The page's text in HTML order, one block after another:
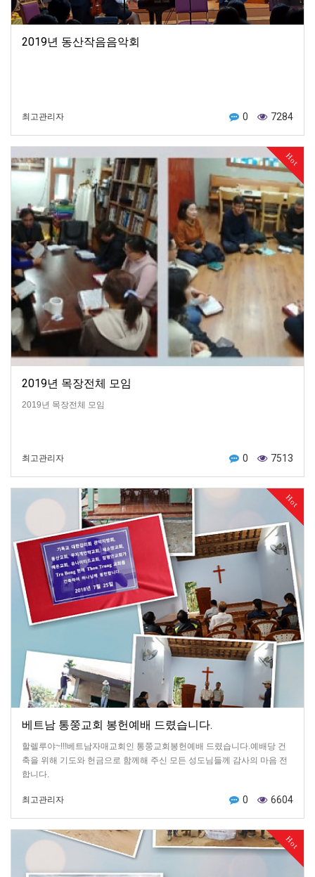
2019년 동산작음음악회
최고관리자 0 7284
Hot
2019년 목장전체 모임
2019년 목장전체 모임
최고관리자 0 7513
Hot
베트남 통쭝교회 봉헌예배 드렸습니다.
할렐루야~!!!베트남자매교회인 통쭝교회봉헌예배 드렸습니다.예배당 건
축을 위해 기도와 헌금으로 함께해 주신 모든 성도님들께 감사의 마음 전
합니다.
최고관리자 0 6604
Hot